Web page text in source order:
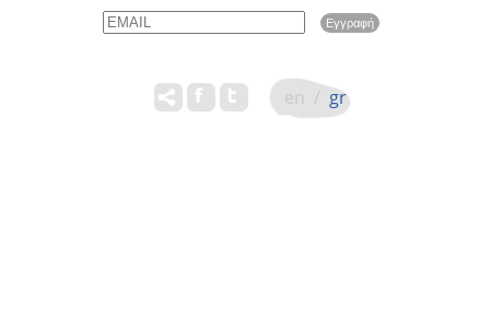
Email Name
en / gr